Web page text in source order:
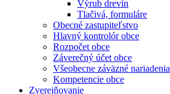
Výrub drevín
Tlačivá, formuláre
Obecné zastupiteľstvo
Hlavný kontrolór obce
Rozpočet obce
Záverečný účet obce
Všeobecne záväzné nariadenia
Kompetencie obce
Zverejňovanie